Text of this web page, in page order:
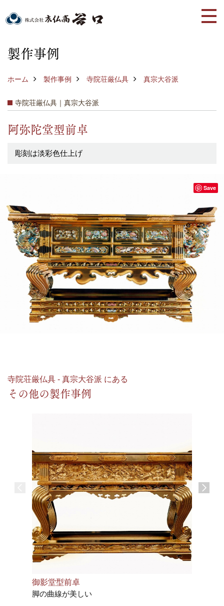
製作事例
ホーム 製作事例 寺院荘厳仏具 真宗大谷派
寺院荘厳仏具｜真宗大谷派
阿弥陀堂型前卓
彫刻は淡彩色仕上げ
Save
寺院荘厳仏具 - 真宗大谷派 にある
その他の製作事例
御影堂型前卓
脚の曲線が美しい